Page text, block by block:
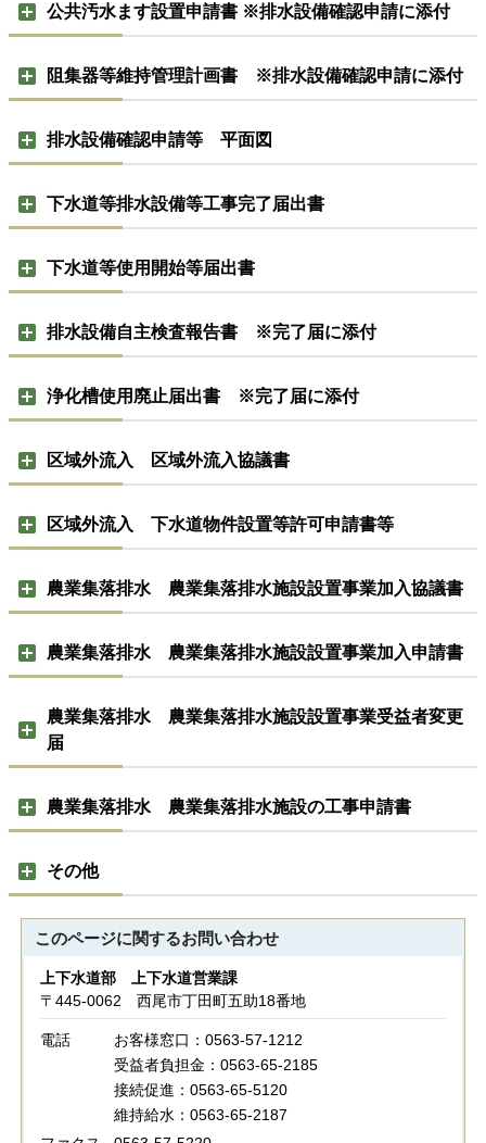
公共汚水ます設置申請書 ※排水設備確認申請に添付
阻集器等維持管理計画書 ※排水設備確認申請に添付
排水設備確認申請等 平面図
下水道等排水設備等工事完了届出書
下水道等使用開始等届出書
排水設備自主検査報告書 ※完了届に添付
浄化槽使用廃止届出書 ※完了届に添付
区域外流入 区域外流入協議書
区域外流入 下水道物件設置等許可申請書等
農業集落排水 農業集落排水施設設置事業加入協議書
農業集落排水 農業集落排水施設設置事業加入申請書
農業集落排水 農業集落排水施設設置事業受益者変更
届
農業集落排水 農業集落排水施設の工事申請書
その他
このページに関するお問い合わせ
上下水道部 上下水道営業課
〒445-0062 西尾市丁田町五助18番地
電話
お客様窓口：0563-57-1212
受益者負担金：0563-65-2185
接続促進：0563-65-5120
維持給水：0563-65-2187